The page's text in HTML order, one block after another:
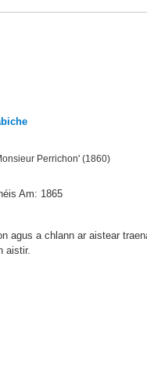
Perrichon' (1860)
Am: 1865
agus a chlann ar aistear
aistir.